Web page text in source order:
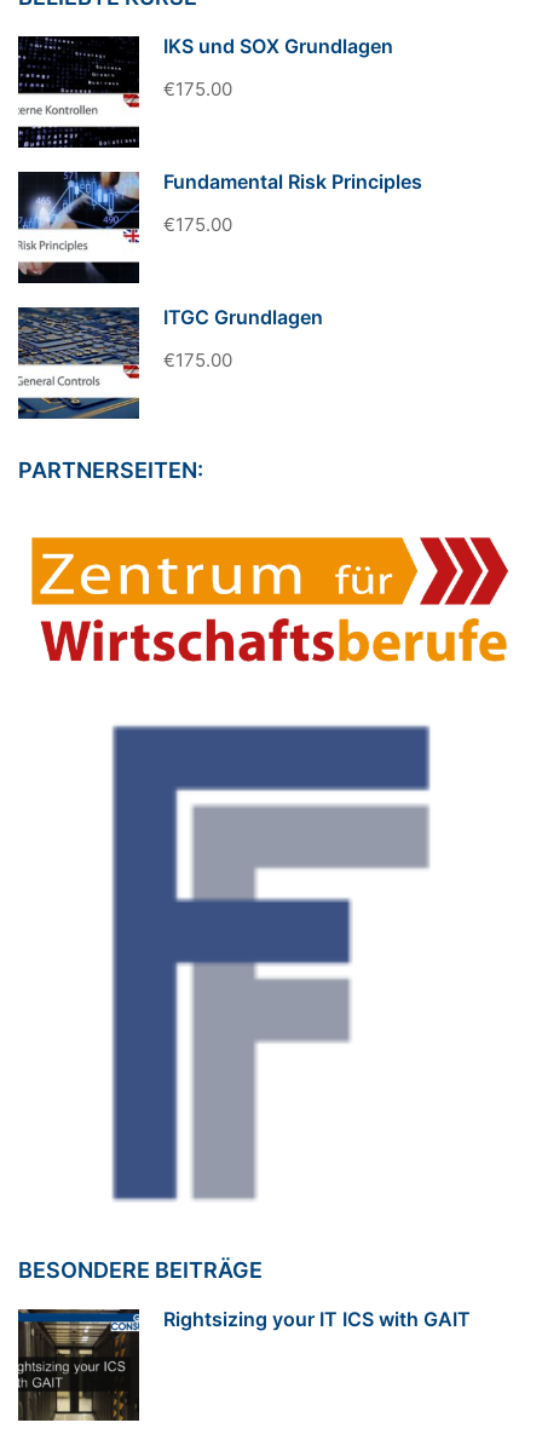
IKS und SOX Grundlagen
€175.00
Fundamental Risk Principles
€175.00
ITGC Grundlagen
€175.00
PARTNERSEITEN:
BESONDERE BEITRÄGE
Rightsizing your IT ICS with GAIT